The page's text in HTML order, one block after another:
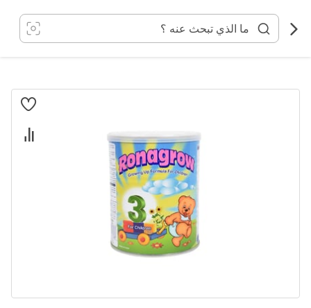
المحتوى
انتقل